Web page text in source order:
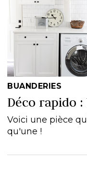
BUANDERIES
Déco rapido
Voici une pièce
qu'une !